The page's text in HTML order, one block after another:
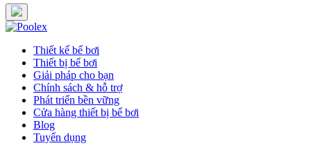
Thiết kế bể bơi
Thiết bị bể bơi
Giải pháp cho bạn
Chính sách & hỗ trợ
Phát triển bền vững
Cửa hàng thiết bị bể bơi
Blog
Tuyển dụng